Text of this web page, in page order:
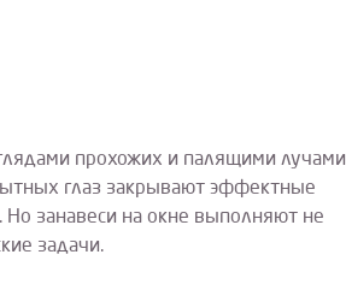
прохожих и палящими лучами
глаз закрывают эффектные
Но занавеси на окне выполняют не
задачи.